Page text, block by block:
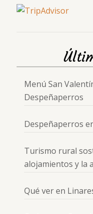
Menú San
Despeñaperros
Despeñaperros
Turismo rural
alojamientos y la
Qué ver en